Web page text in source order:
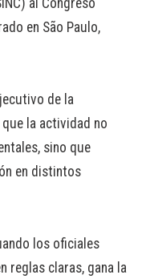
al Congreso
en São Paulo,
de la
la actividad no
sino que
en distintos
los oficiales
reglas claras, gana la